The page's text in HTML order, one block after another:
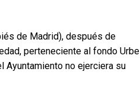
de Madrid), después de
perteneciente al fondo Urbe
Ayuntamiento no ejerciera su